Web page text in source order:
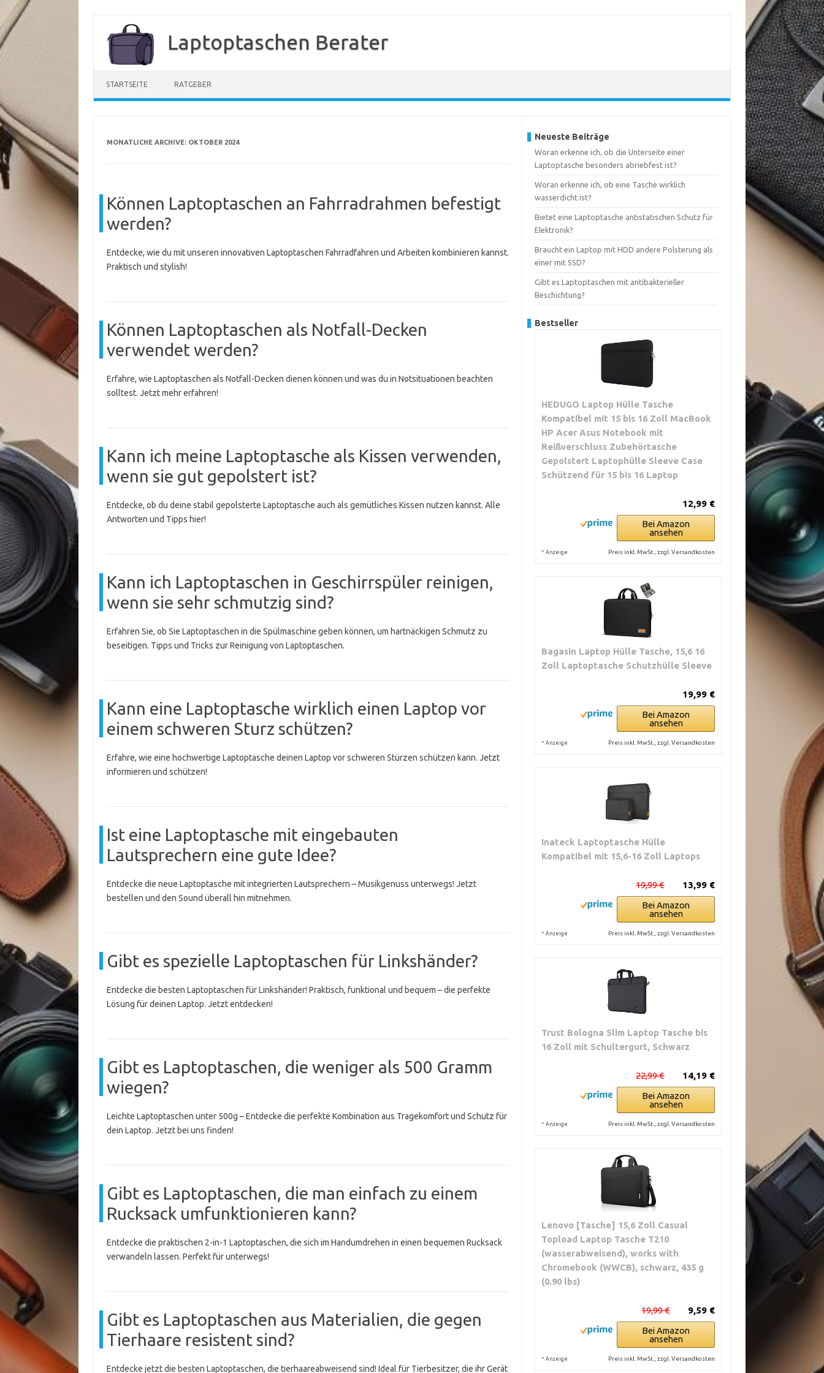
springen
Laptoptaschen Berater
STARTSEITE RATGEBER
MONATLICHE ARCHIVE: OKTOBER 2024
Können Laptoptaschen an Fahrradrahmen befestigt
werden?
Entdecke, wie du mit unseren innovativen Laptoptaschen Fahrradfahren und Arbeiten kombinieren kannst.
Praktisch und stylish!
Können Laptoptaschen als Notfall-Decken
verwendet werden?
Erfahre, wie Laptoptaschen als Notfall-Decken dienen können und was du in Notsituationen beachten
solltest. Jetzt mehr erfahren!
Kann ich meine Laptoptasche als Kissen verwenden,
wenn sie gut gepolstert ist?
Entdecke, ob du deine stabil gepolsterte Laptoptasche auch als gemütliches Kissen nutzen kannst. Alle
Antworten und Tipps hier!
Kann ich Laptoptaschen in Geschirrspüler reinigen,
wenn sie sehr schmutzig sind?
Erfahren Sie, ob Sie Laptoptaschen in die Spülmaschine geben können, um hartnäckigen Schmutz zu
beseitigen. Tipps und Tricks zur Reinigung von Laptoptaschen.
Kann eine Laptoptasche wirklich einen Laptop vor
einem schweren Sturz schützen?
Erfahre, wie eine hochwertige Laptoptasche deinen Laptop vor schweren Stürzen schützen kann. Jetzt
informieren und schützen!
Ist eine Laptoptasche mit eingebauten
Lautsprechern eine gute Idee?
Entdecke die neue Laptoptasche mit integrierten Lautsprechern – Musikgenuss unterwegs! Jetzt
bestellen und den Sound überall hin mitnehmen.
Gibt es spezielle Laptoptaschen für Linkshänder?
Entdecke die besten Laptoptaschen für Linkshänder! Praktisch, funktional und bequem – die perfekte
Lösung für deinen Laptop. Jetzt entdecken!
Gibt es Laptoptaschen, die weniger als 500 Gramm
wiegen?
Leichte Laptoptaschen unter 500g – Entdecke die perfekte Kombination aus Tragekomfort und Schutz für
dein Laptop. Jetzt bei uns finden!
Gibt es Laptoptaschen, die man einfach zu einem
Rucksack umfunktionieren kann?
Entdecke die praktischen 2-in-1 Laptoptaschen, die sich im Handumdrehen in einen bequemen Rucksack
verwandeln lassen. Perfekt für unterwegs!
Gibt es Laptoptaschen aus Materialien, die gegen
Tierhaare resistent sind?
Entdecke jetzt die besten Laptoptaschen, die tierhaareabweisend sind! Ideal für Tierbesitzer, die ihr Gerät
Neueste Beiträge
Woran erkenne ich, ob die Unterseite einer
Laptoptasche besonders abriebfest ist?
Woran erkenne ich, ob eine Tasche wirklich
wasserdicht ist?
Bietet eine Laptoptasche antistatischen Schutz für
Elektronik?
Braucht ein Laptop mit HDD andere Polsterung als
einer mit SSD?
Gibt es Laptoptaschen mit antibakterieller
Beschichtung?
Bestseller
HEDUGO Laptop Hülle Tasche
Kompatibel mit 15 bis 16 Zoll MacBook
HP Acer Asus Notebook mit
Reißverschluss Zubehörtasche
Gepolstert Laptophülle Sleeve Case
Schützend für 15 bis 16 Laptop
12,99 €
Bei Amazon
ansehen
* Anzeige Preis inkl. MwSt., zzgl. Versandkosten
Bagasin Laptop Hülle Tasche, 15,6 16
Zoll Laptoptasche Schutzhülle Sleeve
19,99 €
Bei Amazon
ansehen
* Anzeige Preis inkl. MwSt., zzgl. Versandkosten
Inateck Laptoptasche Hülle
Kompatibel mit 15,6-16 Zoll Laptops
13,99 €
19,99 €
Bei Amazon
ansehen
* Anzeige Preis inkl. MwSt., zzgl. Versandkosten
Trust Bologna Slim Laptop Tasche bis
16 Zoll mit Schultergurt, Schwarz
14,19 €
22,99 €
Bei Amazon
ansehen
* Anzeige Preis inkl. MwSt., zzgl. Versandkosten
Lenovo [Tasche] 15,6 Zoll Casual
Topload Laptop Tasche T210
(wasserabweisend), works with
Chromebook (WWCB), schwarz, 435 g
(0.90 lbs)
9,59 €
19,99 €
Bei Amazon
ansehen
* Anzeige Preis inkl. MwSt., zzgl. Versandkosten